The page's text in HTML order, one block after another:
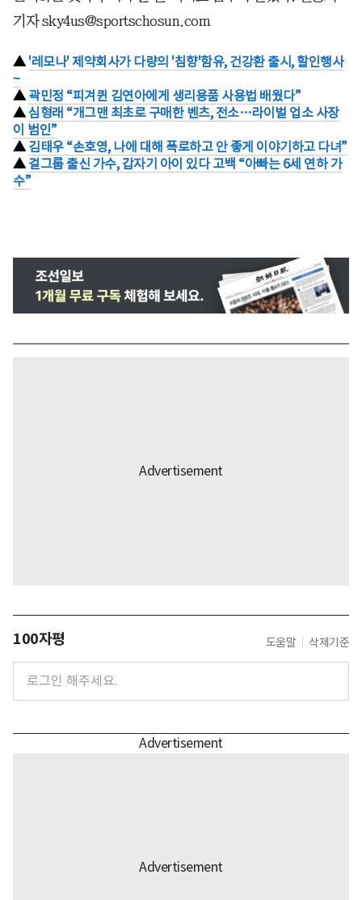
기자 sky4us@sportschosun.com
▲'레모나' 제약회사가 다량의 '침향'함유, 건강환 출시, 할인행사
~
▲곽민정 “피겨퀸 김연아에게 생리용품 사용법 배웠다”
▲심형래 “개그맨 최초로 구매한 벤츠, 전소…라이벌 업소 사장
이 범인”
▲김태우 “손호영, 나에 대해 폭로하고 안 좋게 이야기하고 다녀”
▲걸그룹 출신 가수, 갑자기 아이 있다 고백 “아빠는 6세 연하 가
수”
100자평 도움말 삭제기준